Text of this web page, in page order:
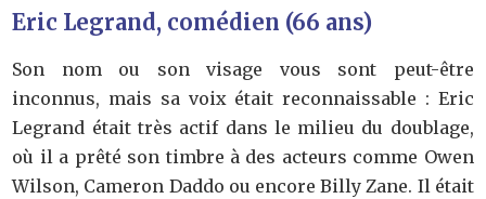
Eric Legrand, comédien (66 ans)
Son nom ou son visage vous sont peut-être
inconnus, mais sa voix était reconnaissable : Eric
Legrand était très actif dans le milieu du doublage,
où il a prêté son timbre à des acteurs comme Owen
Wilson, Cameron Daddo ou encore Billy Zane. Il était